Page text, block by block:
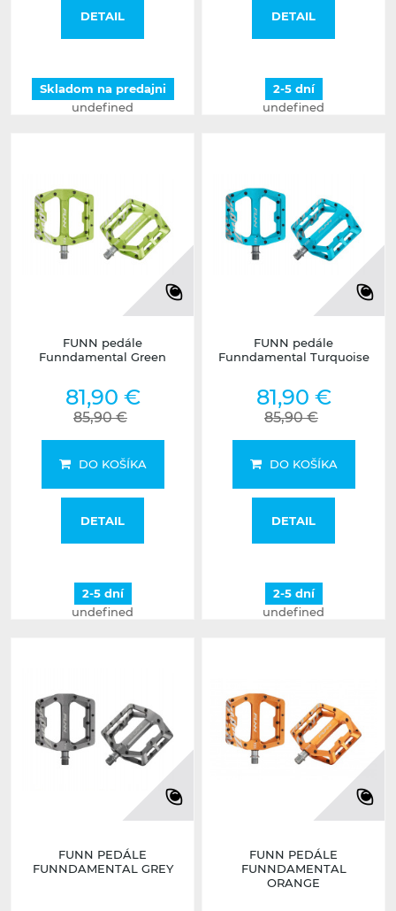
DETAIL
Skladom na predajni
undefined
DETAIL
2-5 dní
undefined
FUNN pedále
Funndamental Green
81,90 €
85,90 €
DO KOŠÍKA
DETAIL
2-5 dní
undefined
FUNN pedále
Funndamental Turquoise
81,90 €
85,90 €
DO KOŠÍKA
DETAIL
2-5 dní
undefined
FUNN PEDÁLE
FUNNDAMENTAL GREY
FUNN PEDÁLE
FUNNDAMENTAL
ORANGE